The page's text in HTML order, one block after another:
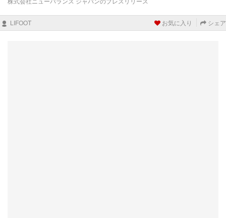
LIFOOT お気に入り シェア